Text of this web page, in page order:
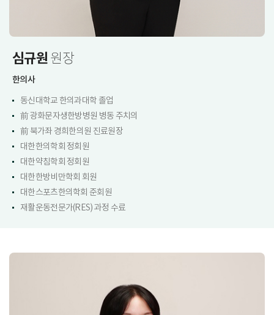
심규원원장
한의사
동신대학교 한의과대학 졸업
前 광화문자생한방병원 병동 주치의
前 북가좌 경희한의원 진료원장
대한한의학회 정회원
대한약침학회 정회원
대한한방비만학회 회원
대한스포츠한의학회 준회원
재활운동전문가(RES) 과정 수료